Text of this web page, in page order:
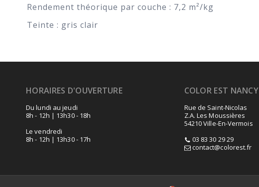
Rendement théorique par couche : 7,2 m²/kg
Teinte : gris clair
HORAIRES D'OUVERTURE
Du lundi au jeudi
8h - 12h | 13h30 - 18h
Le vendredi
8h - 12h | 13h30 - 17h
COLOR EST NANCY
Rue de Saint-Nicolas
Z.A. Les Moussières
54210 Ville-En-Vermois
03 83 30 29 29
contact@colorest.fr